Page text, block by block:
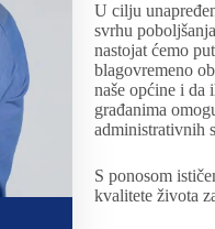
U cilju
svrhu
nastojat ćemo
blagovremeno
naše općine i da
građanima
administrativnih
S ponosom
kvalitete života